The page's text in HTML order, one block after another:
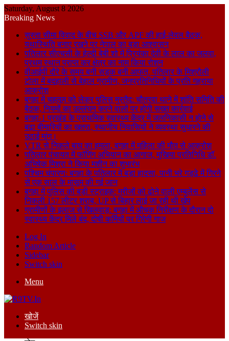
Saturday, August 8 2026
Breaking News
सुस्ता सीमा विवाद के बीच SSB और APF की हाई-लेवल बैठक,
यथास्थिति बनाए रखने पर नेपाल का बड़ा आश्वासन
पतिलार सीएचसी के हेल्दी बेबी शो में प्रियंका देवी के लाल का जलवा,
प्रथम स्थान प्राप्त कर क्षेत्र का नाम किया रोशन
वीआईपी दौरे के समय बनी सड़क बनी आफत, पतिलार के मिश्रौली
टोला में बदहाली से बेहाल ग्रामीण, जनप्रतिनिधियों के प्रति गहराया
आक्रोश
बगहा में चहलूम को लेकर पुलिस मुस्तैद: चौतरवा थाने में शांति समिति की
बैठक, नियमों का उल्लंघन करने वालों पर होगी सख्त कार्रवाई
बगहा-1 प्रखंड के प्राथमिक स्वास्थ्य केंद्र में जलनिकासी न होने से
बढ़ा बीमारियों का खतरा, स्थानीय निवासियों ने व्यवस्था सुधारने की
उठाई मांग।
VTR से निकले बाघ का हमला, बगहा में महिला की मौत से आक्रोश
पतिलार पंचायत में फॉगिंग अभियान का आगाज, मुखिया प्रतिनिधि डॉ.
अभिषेक मिश्रा ने किया मशीन का शुभारंभ
पश्चिम चंपारण: बगहा के पतिलार में बड़ा हादसा, पानी भरे गड्ढे में गिरने
से एक साल के मासूम की गई जान
बगहा में पुलिस की बड़ी स्ट्राइक: मरीजों को ढोने वाली एम्बुलेंस से
निकली 157 लीटर शराब, UP से बिहार लाई जा रही थी खेप
ग्रामीणों के इलाज से खिलवाड़: बगहा में औचक निरीक्षण के दौरान दो
स्वास्थ्य केंद्र मिले बंद, दोषी कर्मियों पर गिरेगी गाज
Log In
Random Article
Sidebar
Switch skin
Menu
खोजें
Switch skin